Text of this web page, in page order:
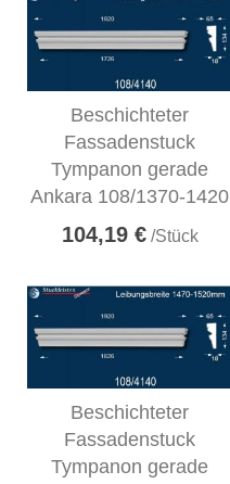
Beschichteter
Fassadenstuck
Tympanon gerade
Ankara 108/1370-1420
104,19 €/Stück
Beschichteter
Fassadenstuck
Tympanon gerade